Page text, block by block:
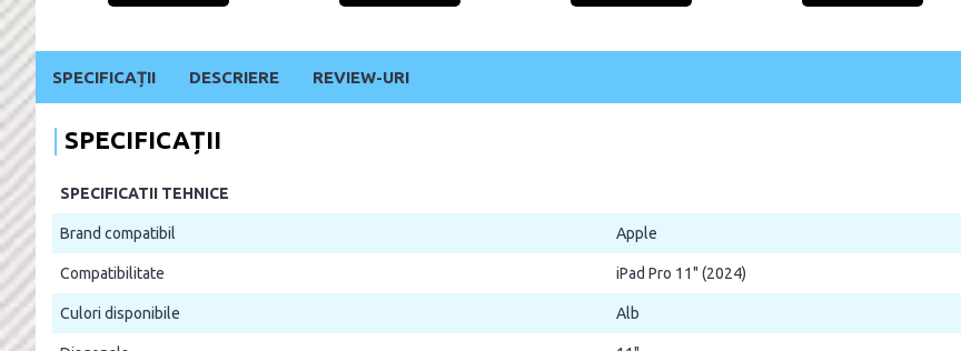
SPECIFICAȚII DESCRIERE REVIEW-URI
SPECIFICAȚII
SPECIFICATII TEHNICE
Brand compatibil Apple
Compatibilitate iPad Pro 11" (2024)
Culori disponibile Alb